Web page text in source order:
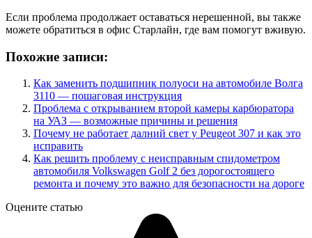
Если проблема продолжает оставаться нерешенной, вы также
можете обратиться в офис Старлайн, где вам помогут вживую.
Похожие записи:
Как заменить подшипник полуоси на автомобиле Волга
3110 — пошаговая инструкция
Проблема с открыванием второй камеры карбюратора
на УАЗ — возможные причины и решения
Почему не работает далний свет у Peugeot 307 и как это
исправить
Как решить проблему с неисправным спидометром
автомобиля Volkswagen Golf 2 без дорогостоящего
ремонта и почему это важно для безопасности на дороге
Оцените статью